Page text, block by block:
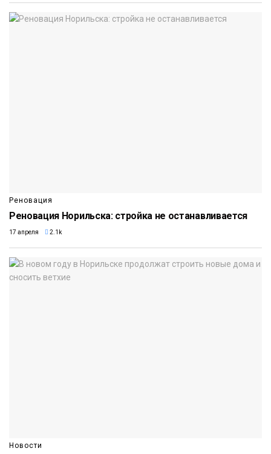
Реновация
Реновация Норильска: стройка не останавливается
17 апреля 2.1k
Новости